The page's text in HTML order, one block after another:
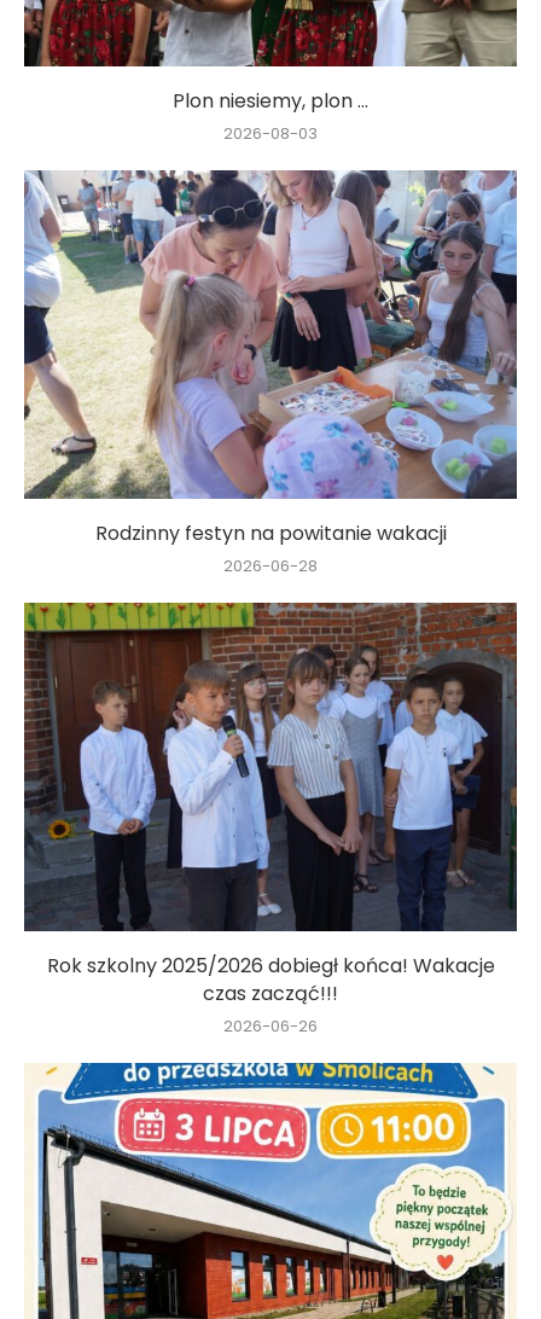
Plon niesiemy, plon …
2026-08-03
Rodzinny festyn na powitanie wakacji
2026-06-28
Rok szkolny 2025/2026 dobiegł końca! Wakacje
czas zacząć!!!
2026-06-26